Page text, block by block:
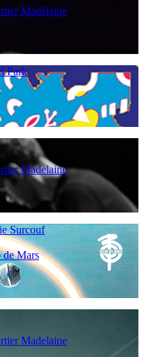
Madelaine
Park
Madelaine
Surcouf
de Mars
Madelaine